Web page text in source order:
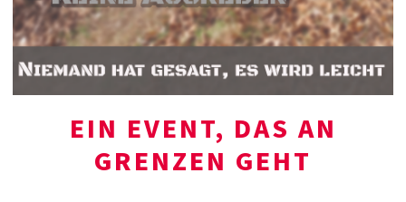
EIN EVENT, DAS AN
GRENZEN GEHT